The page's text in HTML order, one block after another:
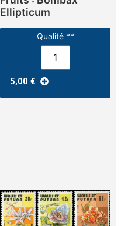
Ellipticum
Qualité **
5,00 €